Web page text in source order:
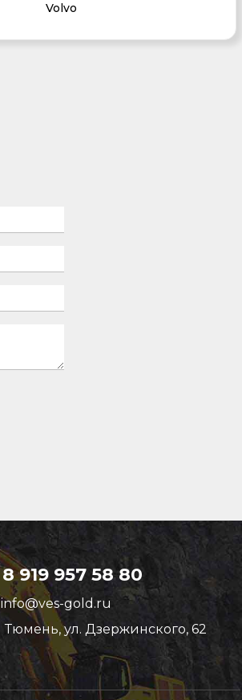
Volvo
8 919 957 58 80
info@ves-gold.ru
Тюмень, ул. ​Дзержинского, 62